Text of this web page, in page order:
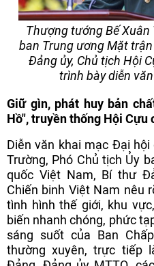
Thượng tướng Bế Xuân
ban Trung ương Mặt
Đảng ủy, Chủ tịch Hội
trình bày diễn
Giữ gìn, phát huy bản
Hồ", truyền thống Hội Cựu
Diễn văn khai mạc Đại
Trường, Phó Chủ tịch Ủy
quốc Việt Nam, Bí thư
Chiến binh Việt Nam nêu
tình hình thế giới, khu
biến nhanh chóng, phức
sáng suốt của Ban
thường xuyên, trực tiếp